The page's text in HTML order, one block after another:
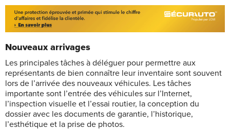
Nouveaux arrivages
Les principales tâches à déléguer pour permettre aux
représentants de bien connaître leur inventaire sont souvent
lors de l’arrivée des nouveaux véhicules. Les tâches
importante sont l’entrée des véhicules sur l’Internet,
l’inspection visuelle et l’essai routier, la conception du
dossier avec les documents de garantie, l’historique,
l’esthétique et la prise de photos.